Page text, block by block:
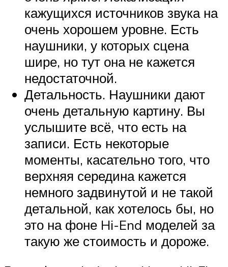
кажущихся источников звука на
очень хорошем уровне. Есть
наушники, у которых сцена
шире, но тут она не кажется
недостаточной.
Детальность. Наушники дают
очень детальную картину. Вы
услышите всё, что есть на
записи. Есть некоторые
моменты, касательно того, что
верхняя середина кажется
немного задвинутой и не такой
детальной, как хотелось бы, но
это на фоне Hi-End моделей за
такую же стоимость и дороже.